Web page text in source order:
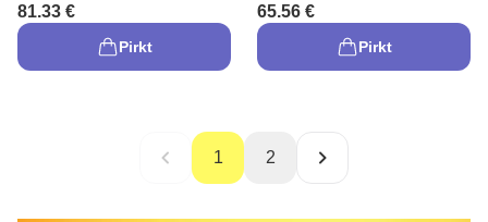
81.33 €
Pirkt
65.56 €
Pirkt
1 2